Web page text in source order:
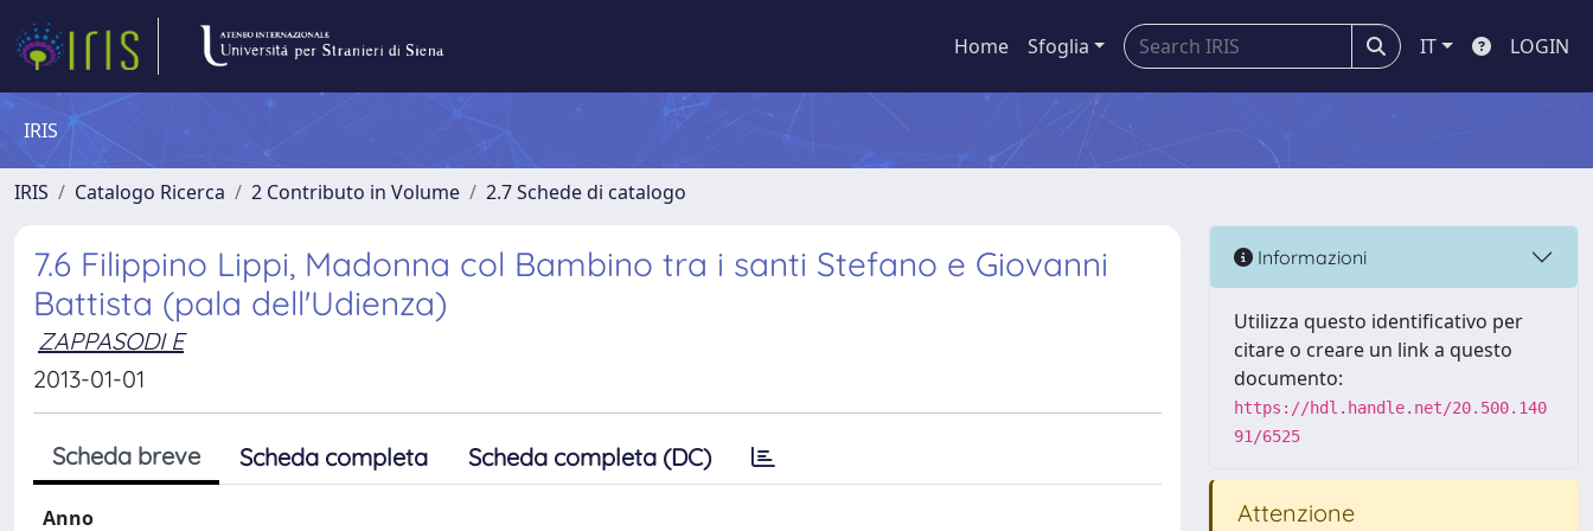
Home Sfoglia IT LOGIN
IRIS
IRIS Catalogo Ricerca 2 Contributo in Volume 2.7 Schede di catalogo
7.6 Filippino Lippi, Madonna col Bambino tra i santi Stefano e Giovanni
Battista (pala dell'Udienza)
ZAPPASODI E
2013-01-01
Scheda breve Scheda completa Scheda completa (DC)
Anno
Informazioni
Utilizza questo identificativo per
citare o creare un link a questo
documento:
https://hdl.handle.net/20.500.140
91/6525
Attenzione